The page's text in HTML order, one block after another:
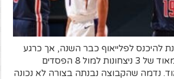
להיכנס לפלייאוף כבר השנה, אך כרגע
בעלת מאזן מאכזב מאוד של 3 ניצחונות למול 8 הפסדים
נדמה שהקבוצה נבנתה בצורה לא נכונה